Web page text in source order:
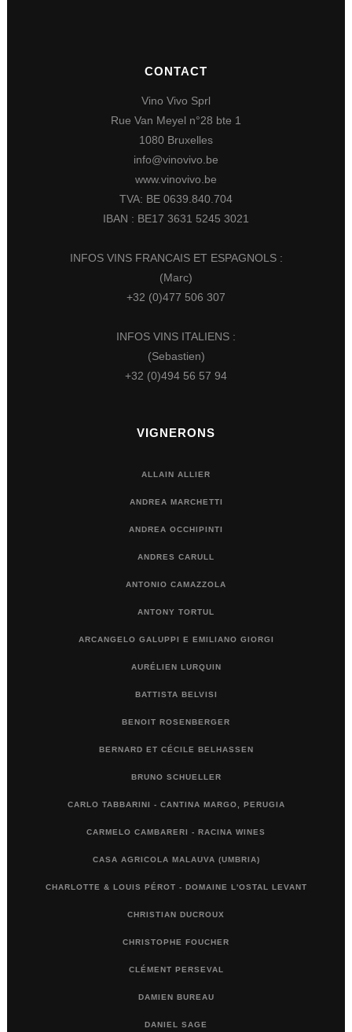
CONTACT
Vino Vivo Sprl
Rue Van Meyel n°28 bte 1
1080 Bruxelles
info@vinovivo.be
www.vinovivo.be
TVA: BE 0639.840.704
IBAN : BE17 3631 5245 3021
INFOS VINS FRANCAIS ET ESPAGNOLS :
(Marc)
+32 (0)477 506 307
INFOS VINS ITALIENS :
(Sebastien)
+32 (0)494 56 57 94
VIGNERONS
ALLAIN ALLIER
ANDREA MARCHETTI
ANDREA OCCHIPINTI
ANDRES CARULL
ANTONIO CAMAZZOLA
ANTONY TORTUL
ARCANGELO GALUPPI E EMILIANO GIORGI
AURÉLIEN LURQUIN
BATTISTA BELVISI
BENOIT ROSENBERGER
BERNARD ET CÉCILE BELHASSEN
BRUNO SCHUELLER
CARLO TABBARINI - CANTINA MARGO, PERUGIA
CARMELO CAMBARERI - RACINA WINES
CASA AGRICOLA MALAUVA (UMBRIA)
CHARLOTTE & LOUIS PÉROT - DOMAINE L'OSTAL LEVANT
CHRISTIAN DUCROUX
CHRISTOPHE FOUCHER
CLÉMENT PERSEVAL
DAMIEN BUREAU
DANIEL SAGE